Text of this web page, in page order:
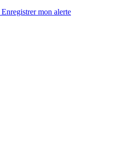
Enregistrermon alerte